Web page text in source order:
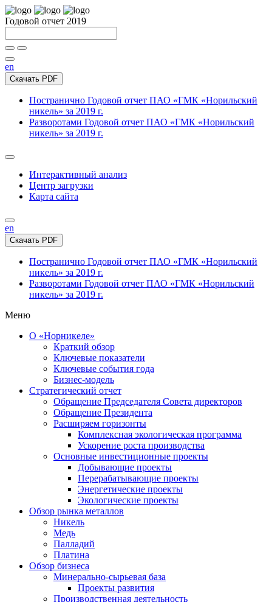
Годовой отчет 2019
en
Скачать PDF
Постранично Годовой отчет ПАО «ГМК «Норильский
никель» за 2019 г.
Разворотами Годовой отчет ПАО «ГМК «Норильский
никель» за 2019 г.
Интерактивный анализ
Центр загрузки
Карта сайта
en
Скачать PDF
Постранично Годовой отчет ПАО «ГМК «Норильский
никель» за 2019 г.
Разворотами Годовой отчет ПАО «ГМК «Норильский
никель» за 2019 г.
Меню
О «Норникеле»
Краткий обзор
Ключевые показатели
Ключевые события года
Бизнес-модель
Стратегический отчет
Обращение Председателя Совета директоров
Обращение Президента
Расширяем горизонты
Комплексная экологическая программа
Ускорение роста производства
Основные инвестиционные проекты
Добывающие проекты
Перерабатывающие проекты
Энергетические проекты
Экологические проекты
Обзор рынка металлов
Никель
Медь
Палладий
Платина
Обзор бизнеса
Минерально-сырьевая база
Проекты развития
Производственная деятельность